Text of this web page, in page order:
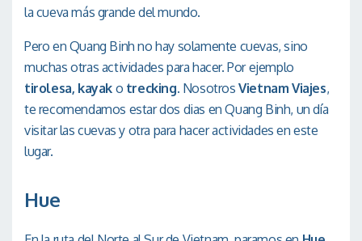
la cueva más grande del mundo.
Pero en Quang Binh no hay solamente cuevas, sino
muchas otras actividades para hacer. Por ejemplo
tirolesa, kayak o trecking. NosotrosVietnam Viajes,
te recomendamos estar dos dias en Quang Binh, un día
visitar las cuevas y otra para hacer actividades en este
lugar.
Hue